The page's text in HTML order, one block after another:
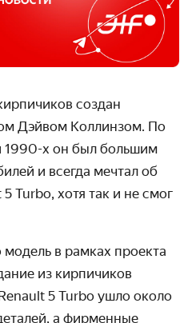
создан
Дэйвом Коллинзом. По
1990-х он был большим
и всегда мечтал об
Turbo, хотя так и не смог
модель в рамках проекта
из кирпичиков
5 Turbo ушло около
а фирменные